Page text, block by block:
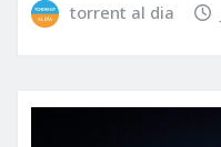
torrent al dia